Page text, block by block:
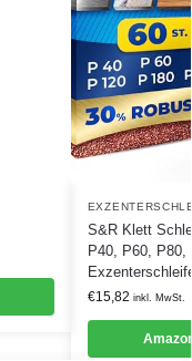
S&R Klett
P40, P60, P80,
€15,82 inkl. MwSt.